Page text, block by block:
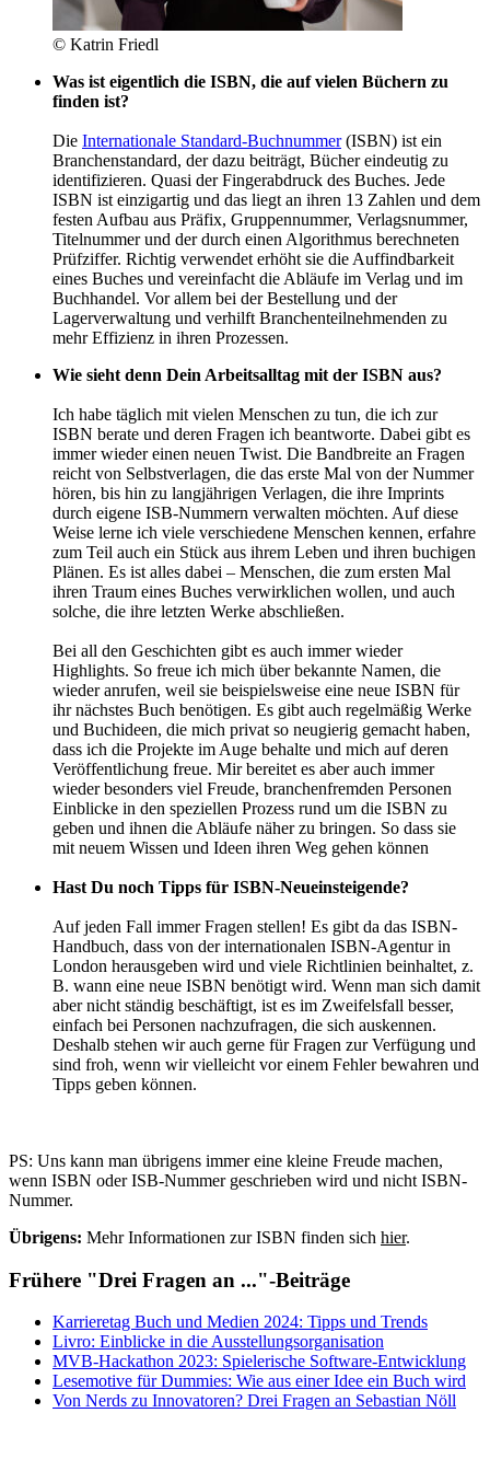
© Katrin Friedl
Was ist eigentlich die ISBN, die auf vielen Büchern zu
finden ist?
Die Internationale Standard-Buchnummer(ISBN) ist ein
Branchenstandard, der dazu beiträgt, Bücher eindeutig zu
identifizieren. Quasi der Fingerabdruck des Buches. Jede
ISBN ist einzigartig und das liegt an ihren 13 Zahlen und dem
festen Aufbau aus Präfix, Gruppennummer, Verlagsnummer,
Titelnummer und der durch einen Algorithmus berechneten
Prüfziffer. Richtig verwendet erhöht sie die Auffindbarkeit
eines Buches und vereinfacht die Abläufe im Verlag und im
Buchhandel. Vor allem bei der Bestellung und der
Lagerverwaltung und verhilft Branchenteilnehmenden zu
mehr Effizienz in ihren Prozessen.
Wie sieht denn Dein Arbeitsalltag mit der ISBN aus?
Ich habe täglich mit vielen Menschen zu tun, die ich zur
ISBN berate und deren Fragen ich beantworte. Dabei gibt es
immer wieder einen neuen Twist. Die Bandbreite an Fragen
reicht von Selbstverlagen, die das erste Mal von der Nummer
hören, bis hin zu langjährigen Verlagen, die ihre Imprints
durch eigene ISB-Nummern verwalten möchten. Auf diese
Weise lerne ich viele verschiedene Menschen kennen, erfahre
zum Teil auch ein Stück aus ihrem Leben und ihren buchigen
Plänen. Es ist alles dabei – Menschen, die zum ersten Mal
ihren Traum eines Buches verwirklichen wollen, und auch
solche, die ihre letzten Werke abschließen.
Bei all den Geschichten gibt es auch immer wieder
Highlights. So freue ich mich über bekannte Namen, die
wieder anrufen, weil sie beispielsweise eine neue ISBN für
ihr nächstes Buch benötigen. Es gibt auch regelmäßig Werke
und Buchideen, die mich privat so neugierig gemacht haben,
dass ich die Projekte im Auge behalte und mich auf deren
Veröffentlichung freue. Mir bereitet es aber auch immer
wieder besonders viel Freude, branchenfremden Personen
Einblicke in den speziellen Prozess rund um die ISBN zu
geben und ihnen die Abläufe näher zu bringen. So dass sie
mit neuem Wissen und Ideen ihren Weg gehen können
Hast Du noch Tipps für ISBN-Neueinsteigende?
Auf jeden Fall immer Fragen stellen! Es gibt da das ISBN-
Handbuch, dass von der internationalen ISBN-Agentur in
London herausgeben wird und viele Richtlinien beinhaltet, z.
B. wann eine neue ISBN benötigt wird. Wenn man sich damit
aber nicht ständig beschäftigt, ist es im Zweifelsfall besser,
einfach bei Personen nachzufragen, die sich auskennen.
Deshalb stehen wir auch gerne für Fragen zur Verfügung und
sind froh, wenn wir vielleicht vor einem Fehler bewahren und
Tipps geben können.
PS: Uns kann man übrigens immer eine kleine Freude machen,
wenn ISBN oder ISB-Nummer geschrieben wird und nicht ISBN-
Nummer.
Übrigens: Mehr Informationen zur ISBN finden sich hier.
Frühere "Drei Fragen an ..."-Beiträge
Karrieretag Buch und Medien 2024: Tipps und Trends
Livro: Einblicke in die Ausstellungsorganisation
MVB-Hackathon 2023: Spielerische Software-Entwicklung
Lesemotive für Dummies: Wie aus einer Idee ein Buch wird
Von Nerds zu Innovatoren? Drei Fragen an Sebastian Nöll